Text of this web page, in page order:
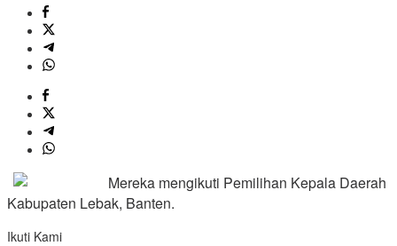
Mereka mengikuti Pemilihan Kepala Daerah
Kabupaten Lebak, Banten.
Ikuti Kami